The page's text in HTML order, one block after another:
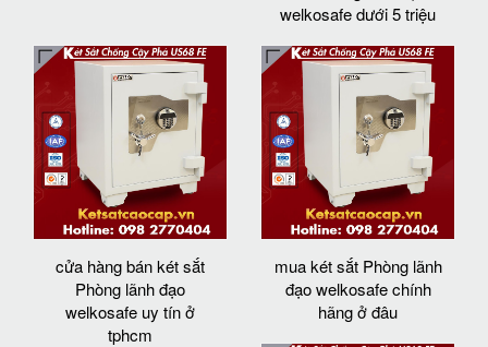
welkosafe dưới 5 triệu
cửa hàng bán két sắt
Phòng lãnh đạo
welkosafe uy tín ở
tphcm
mua két sắt Phòng lãnh
đạo welkosafe chính
hãng ở đâu